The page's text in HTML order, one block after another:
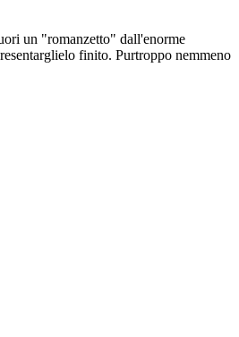
un "romanzetto" dall'enorme
finito. Purtroppo nemmeno